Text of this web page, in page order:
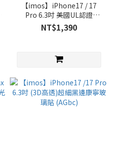
【imos】iPhone17 / 17
Pro 6.3吋 美國UL認證
RPF80低藍光螢幕保護貼
NT$1,390